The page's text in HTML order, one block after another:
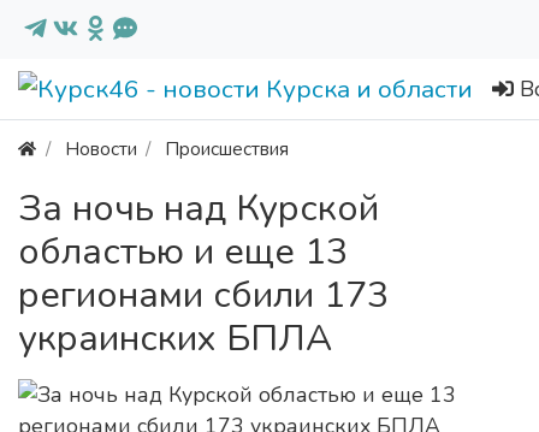
Новости Происшествия
За ночь над Курской
областью и еще 13
регионами сбили 173
украинских БПЛА